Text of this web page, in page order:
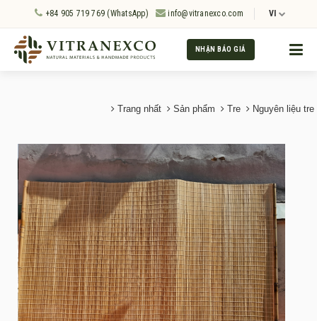
+84 905 719 769 (WhatsApp) info@vitranexco.com VI
NHẬN BÁO GIÁ
Trang nhất Sản phẩm Tre Nguyên liệu tre